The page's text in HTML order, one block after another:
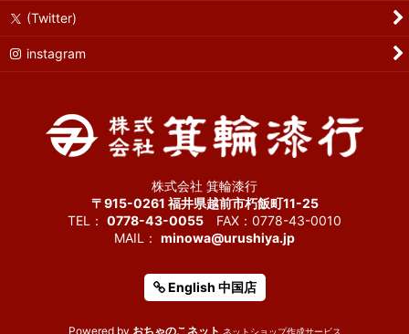
(Twitter)
instagram
株式会社 箕輪漆行
〒915-0261 福井県越前市朽飯町11-25
TEL： 0778-43-0055 FAX：0778-43-0010
MAIL： minowa@urushiya.jp
English 中国店
Powered by おちゃのこネット ネットショップ作成サービス